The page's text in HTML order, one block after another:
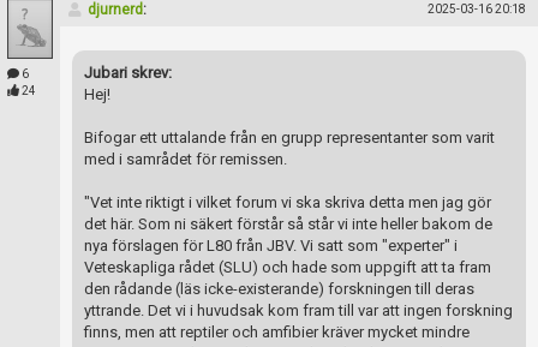
6
24
djurnerd: 2025-03-16 20:18
Jubari skrev:
Hej!
Bifogar ett uttalande från en grupp representanter som varit
med i samrådet för remissen.
"Vet inte riktigt i vilket forum vi ska skriva detta men jag gör
det här. Som ni säkert förstår så står vi inte heller bakom de
nya förslagen för L80 från JBV. Vi satt som "experter" i
Veteskapliga rådet (SLU) och hade som uppgift att ta fram
den rådande (läs icke-existerande) forskningen till deras
yttrande. Det vi i huvudsak kom fram till var att ingen forskning
finns, men att reptiler och amfibier kräver mycket mindre